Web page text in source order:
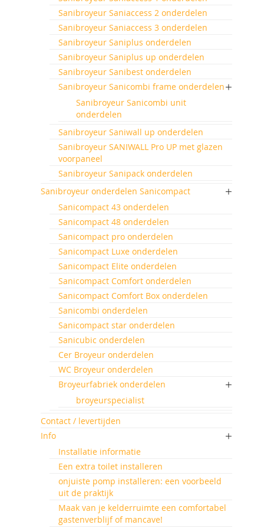
Sanibroyeur Saniaccess 2 onderdelen
Sanibroyeur Saniaccess 3 onderdelen
Sanibroyeur Saniplus onderdelen
Sanibroyeur Saniplus up onderdelen
Sanibroyeur Sanibest onderdelen
Sanibroyeur Sanicombi frame onderdelen
Sanibroyeur Sanicombi unit
onderdelen
Sanibroyeur Saniwall up onderdelen
Sanibroyeur SANIWALL Pro UP met glazen
voorpaneel
Sanibroyeur Sanipack onderdelen
Sanibroyeur onderdelen Sanicompact
Sanicompact 43 onderdelen
Sanicompact 48 onderdelen
Sanicompact pro onderdelen
Sanicompact Luxe onderdelen
Sanicompact Elite onderdelen
Sanicompact Comfort onderdelen
Sanicompact Comfort Box onderdelen
Sanicombi onderdelen
Sanicompact star onderdelen
Sanicubic onderdelen
Cer Broyeur onderdelen
WC Broyeur onderdelen
Broyeurfabriek onderdelen
broyeurspecialist
Contact / levertijden
Info
Installatie informatie
Een extra toilet installeren
onjuiste pomp installeren: een voorbeeld
uit de praktijk
Maak van je kelderruimte een comfortabel
gastenverblijf of mancave!